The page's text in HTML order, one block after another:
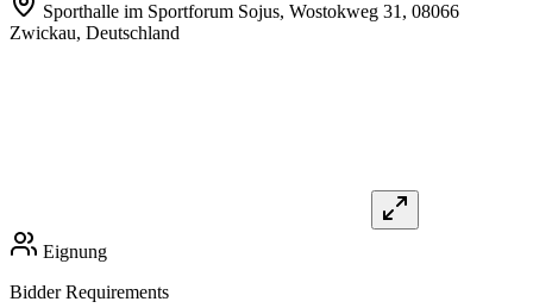
Sporthalle im Sportforum Sojus, Wostokweg 31, 08066
Zwickau, Deutschland
Eignung
Bidder Requirements